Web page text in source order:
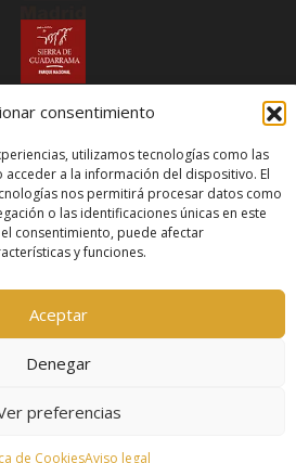
consentimiento
utilizamos tecnologías como las
a la información del dispositivo. El
nos permitirá procesar datos como
o las identificaciones únicas en este
consentimiento, puede afectar
y funciones.
Aceptar
Denegar
preferencias
de CookiesAviso legal
Aviso Legal
accesibilidad